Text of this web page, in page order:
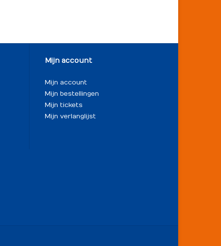
Mijn account
Mijn account
Mijn bestellingen
Mijn tickets
Mijn verlanglijst